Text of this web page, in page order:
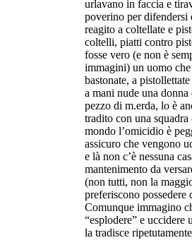
urlavano in faccia e
poverino per difendersi
reagito a coltellate e
coltelli, piatti contro
fosse vero (e non è
immagini) un uomo
bastonate, a
a mani nude una
pezzo di m.erda, lo è
tradito con una
mondo l’omicidio è
assicuro che vengono
e là non c’è nessuna
mantenimento da
(non tutti, non la
preferiscono possedere
Comunque immagino
“esplodere” e uccidere
la tradisce